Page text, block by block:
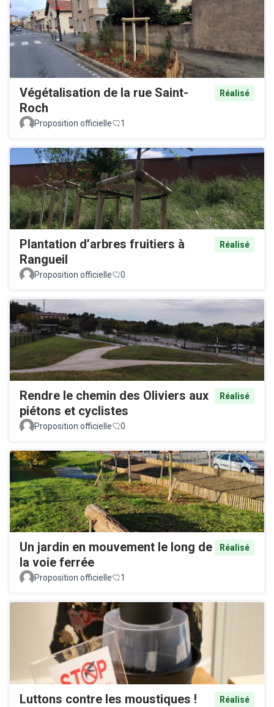
Végétalisation de la rue Saint-
Roch
Réalisé
Proposition officielle 1
Plantation d’arbres fruitiers à
Rangueil
Réalisé
Proposition officielle 0
Rendre le chemin des Oliviers aux
piétons et cyclistes
Réalisé
Proposition officielle 0
Un jardin en mouvement le long de
la voie ferrée
Réalisé
Proposition officielle 1
Luttons contre les moustiques !
Réalisé